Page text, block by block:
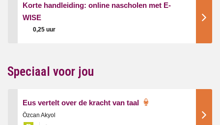
Korte handleiding: online nascholen met E-
WISE
0,25 uur
Speciaal voor jou
Eus vertelt over de kracht van taal
Özcan Akyol